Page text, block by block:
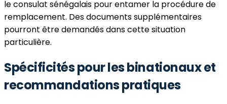
le consulat sénégalais pour entamer la procédure de
remplacement. Des documents supplémentaires
pourront être demandés dans cette situation
particulière.
Spécificités pour les binationaux et
recommandations pratiques